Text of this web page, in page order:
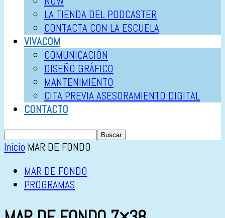
LA TIENDA DEL PODCASTER
CONTACTA CON LA ESCUELA
VIVACOM
COMUNICACIÓN
DISEÑO GRÁFICO
MANTENIMIENTO
CITA PREVIA ASESORAMIENTO DIGITAL
CONTACTO
Inicio MAR DE FONDO
MAR DE FONDO
PROGRAMAS